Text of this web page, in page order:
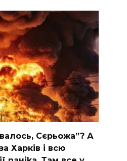
Сєрьожа”? А
Харків і всю